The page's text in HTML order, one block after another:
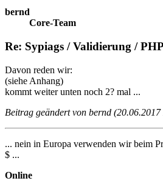
bernd
Core-Team
Re: Sypiags / Validierung /
Davon reden wir:
(siehe Anhang)
kommt weiter unten noch 2? mal ...
Beitrag geändert von bernd
... nein in Europa verwenden wir beim
$ ...
Online